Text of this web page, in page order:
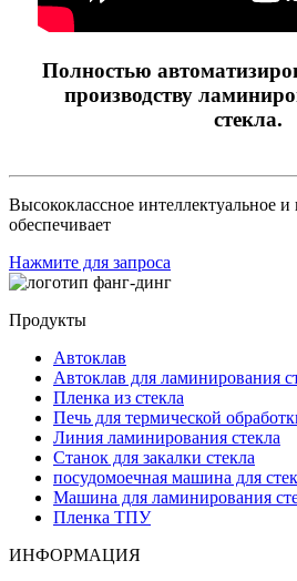
Полностью
производству
стекла.
Высококлассное интеллектуальное
обеспечивает
Нажмите для запроса
Продукты
Автоклав
Автоклав для ламинирования
Пленка из стекла
Печь для термической
Линия ламинирования стекла
Станок для закалки стекла
посудомоечная машина для
Машина для ламинирования
Пленка ТПУ
ИНФОРМАЦИЯ